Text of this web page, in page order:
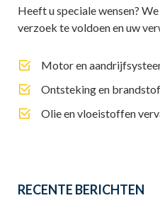
Heeft u speciale wensen?
verzoek te voldoen en uw
Motor en
Ontsteking en
Olie en vloeistoffen
RECENTE BERICHTEN